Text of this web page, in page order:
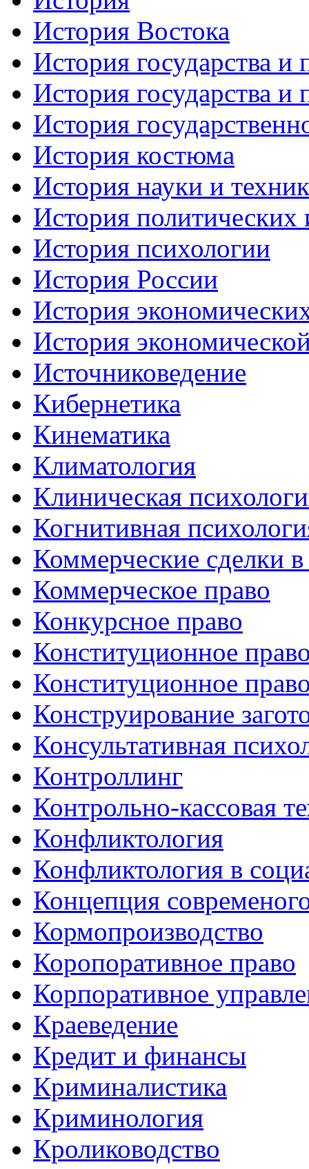
История Востока
История государства и
История государства и
История
История костюма
История науки и
История
История психологии
История России
История
История
Источниковедение
Кибернетика
Кинематика
Климатология
Клиническая
Когнитивная
Коммерческие сделки
Коммерческое право
Конкурсное право
Конституционное
Конституционное
Конструирование
Консультативная
Контроллинг
Контрольно-кассовая
Конфликтология
Конфликтология в
Концепция
Кормопроизводство
Коропоративное право
Корпоративное
Краеведение
Кредит и финансы
Криминалистика
Криминология
Кролиководство